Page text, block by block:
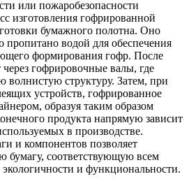
или пожаробезопасности
изготовления гофрированной
бумажного полотна. Оно
водой для обеспечения
формирования гофр. После
гофрировочные валы, где
волнистую структуру. Затем, при
устройств, гофрированное
образуя таким образом
продукта напрямую зависит
в производстве.
и компонентов позволяет
бумагу, соответствующую всем
и функциональности.